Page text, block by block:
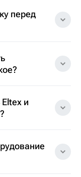
перед
и